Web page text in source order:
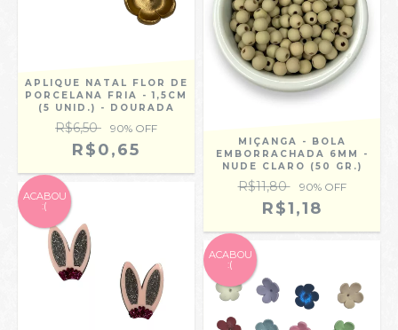
APLIQUE NATAL FLOR DE
PORCELANA FRIA - 1,5CM
(5 UNID.) - DOURADA
R$6,50 90% OFF
R$0,65
MIÇANGA - BOLA
EMBORRACHADA 6MM -
NUDE CLARO (50 GR.)
R$11,80 90% OFF
R$1,18
ACABOU
:(
ACABOU
:(